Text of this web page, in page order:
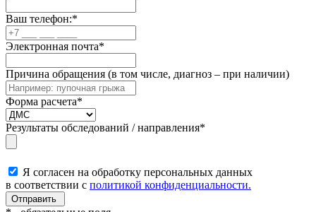
Ваш телефон:*
Электронная почта*
Причина обращения (в том числе, диагноз – при наличии)
Форма расчета*
Результаты обследований / направления*
Я согласен на обработку персональных данных
в соответствии с политикой конфиденциальности.